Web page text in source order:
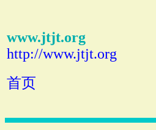
www.jtjt.org
http://www.jtjt.org
首页